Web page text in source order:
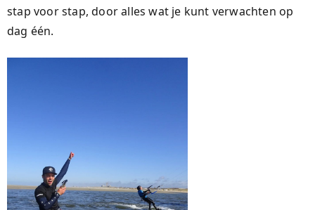
stap voor stap, door alles wat je kunt verwachten op
dag één.